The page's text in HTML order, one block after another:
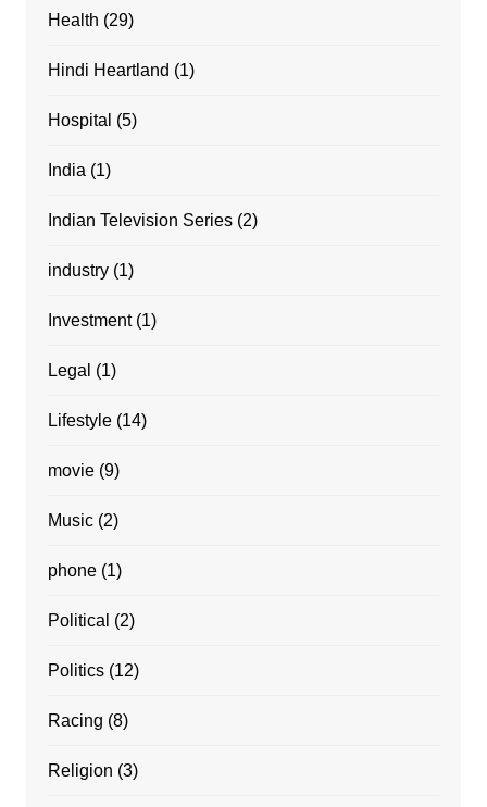
Health (29)
Hindi Heartland (1)
Hospital (5)
India (1)
Indian Television Series(2)
industry(1)
Investment(1)
Legal (1)
Lifestyle(14)
movie(9)
Music(2)
phone(1)
Political (2)
Politics(12)
Racing (8)
Religion (3)